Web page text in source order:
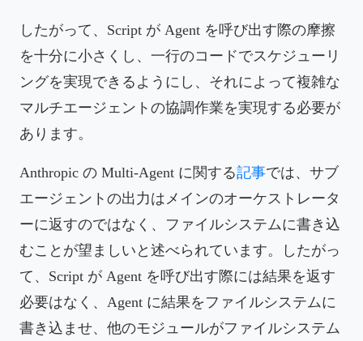
したがって、Script が Agent を呼び出す際の摩擦
を十分に小さくし、一行のコードでスケジューリ
ングを実現できるようにし、それによって複雑な
マルチエージェントの協調作業を実現する必要が
あります。
Anthropic の Multi-Agent に関する記事では、サブ
エージェントの出力はメインのオーケストレータ
ーに返すのではなく、ファイルシステムに書き込
むことが望ましいと述べられています。したがっ
て、Script が Agent を呼び出す際には結果を返す
必要はなく、Agent に結果をファイルシステムに
書き込ませ、他のモジュールがファイルシステム